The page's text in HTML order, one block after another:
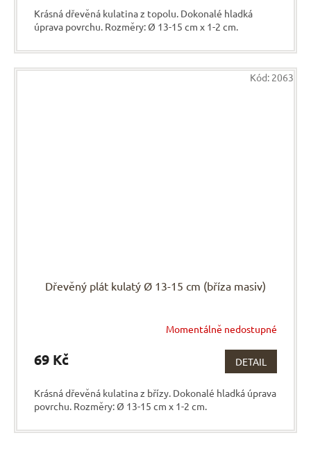
Krásná dřevěná kulatina z topolu. Dokonalé hladká
úprava povrchu. Rozměry: Ø 13-15 cm x 1-2 cm.
Dřevěný plát kulatý Ø 13-15 cm (bříza masiv)
Momentálně nedostupné
69 Kč DETAIL
Krásná dřevěná kulatina z břízy. Dokonalé hladká úprava
povrchu. Rozměry: Ø 13-15 cm x 1-2 cm.
Kód: 2063